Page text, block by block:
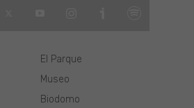
El Parque
Museo
Biodomo